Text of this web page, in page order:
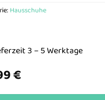
€
3 – 5 Werktage
Hausschuhe